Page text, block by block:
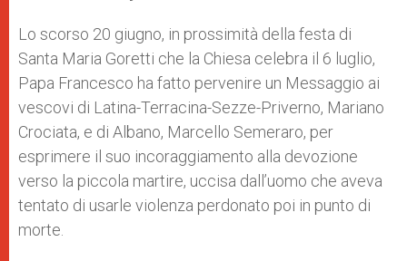
p
p
g
e
r
o
k
r
Lo scorso 20 giugno, in prossimità della festa di
Santa Maria Goretti che la Chiesa celebra il 6 luglio,
Papa Francesco ha fatto pervenire un Messaggio ai
vescovi di Latina-Terracina-Sezze-Priverno, Mariano
Crociata, e di Albano, Marcello Semeraro, per
esprimere il suo incoraggiamento alla devozione
verso la piccola martire, uccisa dall’uomo che aveva
tentato di usarle violenza perdonato poi in punto di
morte.